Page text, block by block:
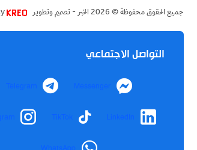
جميع الحقوق محفوظة © 2026 الخبر - تصميم وتطوير
التواصل الاجتماعي
Messenger
Telegram
LinkedIn
TikTok